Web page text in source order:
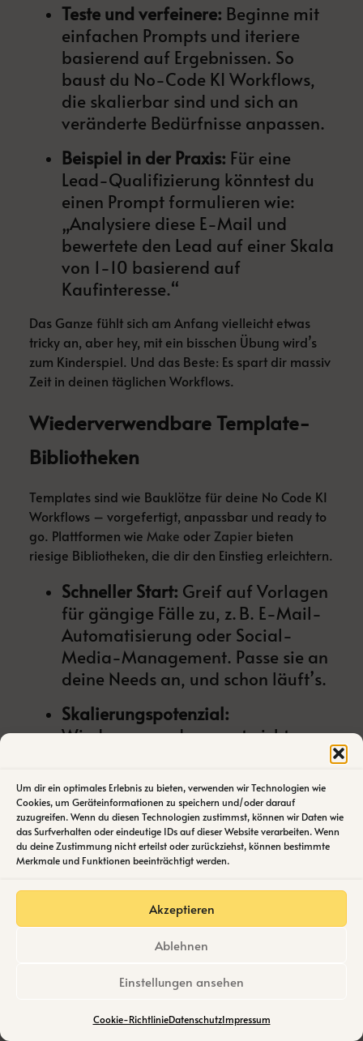
Um dir ein optimales Erlebnis zu bieten, verwenden wir Technologien wie
Cookies, um Geräteinformationen zu speichern und/oder darauf
zuzugreifen. Wenn du diesen Technologien zustimmst, können wir Daten wie
das Surfverhalten oder eindeutige IDs auf dieser Website verarbeiten. Wenn
du deine Zustimmung nicht erteilst oder zurückziehst, können bestimmte
Merkmale und Funktionen beeinträchtigt werden.
Akzeptieren
Ablehnen
Einstellungen ansehen
Cookie-RichtlinieDatenschutzImpressum
Teste und verfeinere: Beginne mit
einfachen Prompts und iteriere
basierend auf Ergebnissen. So
baust du No-Code KI Workflows,
die skalierbar sind und sich an
veränderte Bedürfnisse anpassen.
Beispiel in der Praxis: Für eine
Lead-Qualifizierung könntest du
einen Prompt formulieren wie:
„Analysiere diese E-Mail und
bewertete den Lead auf einer Skala
von 1-10 basierend auf
Kaufinteresse.“
Das Ganze fühlt sich am Anfang vielleicht etwas
tricky an, aber hey, mit ein bisschen Übung wird’s
zum Kinderspiel. Und das Beste: Es spart dir massiv
Zeit in deinen täglichen Workflows.
Wiederverwendbare Template-
Bibliotheken
Templates sind wie Bauklötze für deine No Code KI
Workflows – vorgefertigt, anpassbar und ready to
go. Plattformen wie Make oder Zapier bieten
riesige Bibliotheken, die dir den Einstieg erleichtern.
Schneller Start: Greif auf Vorlagen
für gängige Fälle zu, z. B. E-Mail-
Automatisierung oder Social-
Media-Management. Passe sie an
deine Needs an, und schon läuft’s.
Skalierungspotenzial:
Wiederverwenden spart nicht nur
deine Prozesse fehlerfrei skalieren.
Kein Neuerfinden des Rads –
einfach anpassen und erweitern.
Tipp für Einsteiger:Schau in
du oft erprobte Templates, die du
direkt in deine No-Code KI
Workflows integrieren kannst.
Es ist fast zu einfach, oder? Aber genau das macht
ohne ins Schwitzen zu kommen.